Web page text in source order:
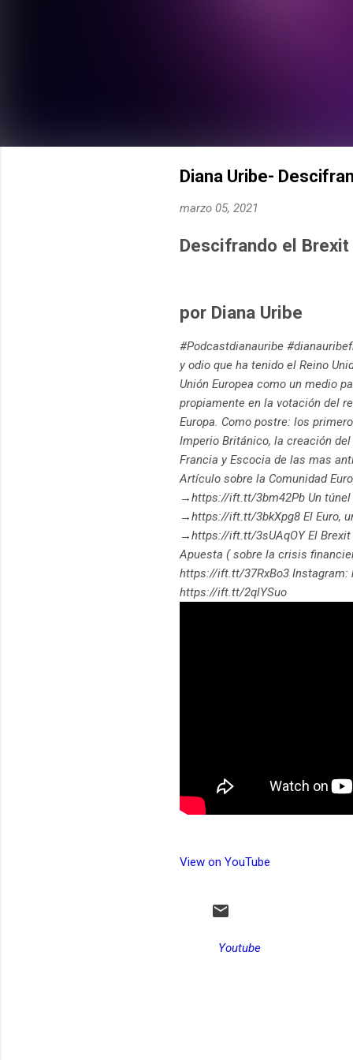
Diana Uribe-
marzo 05, 2021
Descifrando el Brexit
por Diana Uribe
#Podcastdianauribe
y odio que ha tenido el Reino
Unión Europea como un medio
propiamente en la votación del
Europa. Como postre: los
Imperio Británico, la creación
Francia y Escocia de las mas
Artículo sobre la Comunidad
→https://ift.tt/3bm42Pb Un túnel
→https://ift.tt/3bkXpg8 El Euro,
→https://ift.tt/3sUAqOY El
Apuesta ( sobre la crisis
https://ift.tt/37RxBo3
https://ift.tt/2qlYSuo
View on YouTube
Youtube